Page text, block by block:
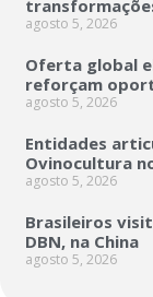
agosto 5, 2026
Oferta global
reforçam
agosto 5, 2026
Entidades
Ovinocultura
agosto 5, 2026
Brasileiros
DBN, na China
agosto 5, 2026